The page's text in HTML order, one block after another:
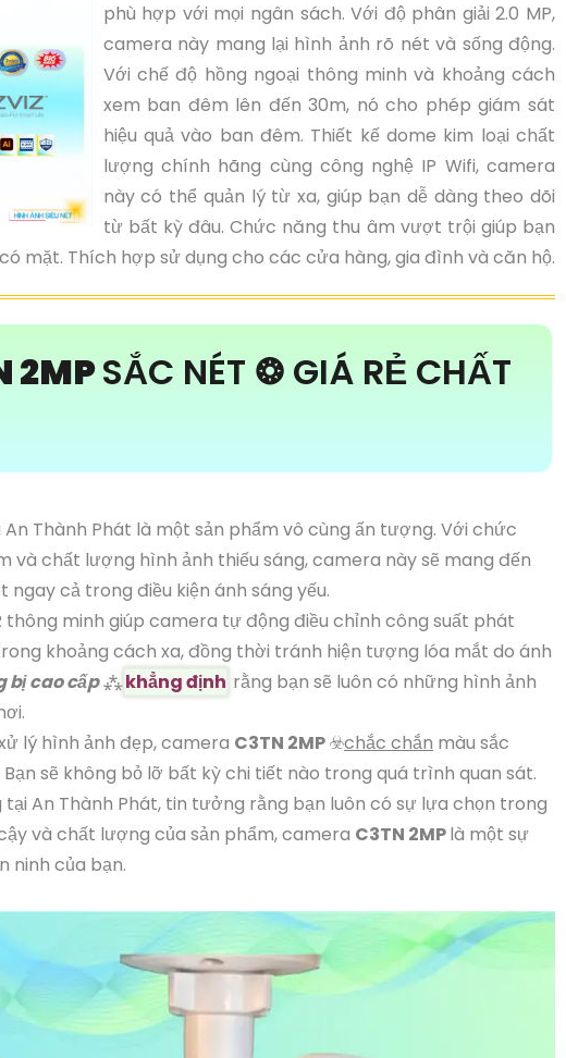
phù hợp với mọi ngân sách. Với độ phân giải 2.0 MP,
camera này mang lại hình ảnh rõ nét và sống động.
Với chế độ hồng ngoại thông minh và khoảng cách
xem ban đêm lên đến 30m, nó cho phép giám sát
hiệu quả vào ban đêm. Thiết kế dome kim loại chất
lượng chính hãng cùng công nghệ IP Wifi, camera
này có thể quản lý từ xa, giúp bạn dễ dàng theo dõi
từ bất kỳ đâu. Chức năng thu âm vượt trội giúp bạn
mặt. Thích hợp sử dụng cho các cửa hàng, gia đình và căn hộ.
2MPSẮC NÉT ❂ GIÁ RẺ CHẤT
An Thành Phát là một sản phẩm vô cùng ấn tượng. Với chức
và chất lượng hình ảnh thiếu sáng, camera này sẽ mang đến
cả trong điều kiện ánh sáng yếu.
thông minh giúp camera tự động điều chỉnh công suất phát
khoảng cách xa, đồng thời tránh hiện tượng lóa mắt do ánh
bị cao cấp⁂khẳng định rằng bạn sẽ luôn có những hình ảnh
lý hình ảnh đẹp, camera C3TN 2MP☣️chắc chắn màu sắc
sẽ không bỏ lỡ bất kỳ chi tiết nào trong quá trình quan sát.
tại An Thành Phát, tin tưởng rằng bạn luôn có sự lựa chọn trong
và chất lượng của sản phẩm, camera C3TN 2MPlà một sự
ninh của bạn.